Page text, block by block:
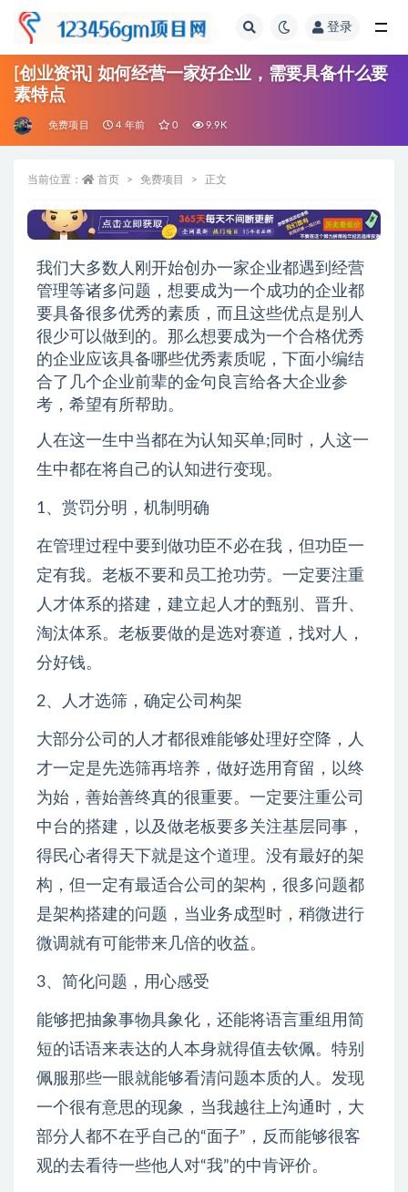
登录
[创业资讯] 如何经营一家好企业，需要具备什么要
素特点
免费项目 4 年前 0 9.9K
当前位置： 首页 免费项目 正文
我们大多数人刚开始创办一家企业都遇到经营
管理等诸多问题，想要成为一个成功的企业都
要具备很多优秀的素质，而且这些优点是别人
很少可以做到的。那么想要成为一个合格优秀
的企业应该具备哪些优秀素质呢，下面小编结
合了几个企业前辈的金句良言给各大企业参
考，希望有所帮助。
人在这一生中当都在为认知买单;同时，人这一
生中都在将自己的认知进行变现。
1、赏罚分明，机制明确
在管理过程中要到做功臣不必在我，但功臣一
定有我。老板不要和员工抢功劳。一定要注重
人才体系的搭建，建立起人才的甄别、晋升、
淘汰体系。老板要做的是选对赛道，找对人，
分好钱。
2、人才选筛，确定公司构架
大部分公司的人才都很难能够处理好空降，人
才一定是先选筛再培养，做好选用育留，以终
为始，善始善终真的很重要。一定要注重公司
中台的搭建，以及做老板要多关注基层同事，
得民心者得天下就是这个道理。没有最好的架
构，但一定有最适合公司的架构，很多问题都
是架构搭建的问题，当业务成型时，稍微进行
微调就有可能带来几倍的收益。
3、简化问题，用心感受
能够把抽象事物具象化，还能将语言重组用简
短的话语来表达的人本身就得值去钦佩。特别
佩服那些一眼就能够看清问题本质的人。发现
一个很有意思的现象，当我越往上沟通时，大
部分人都不在乎自己的“面子”，反而能够很客
观的去看待一些他人对“我”的中肯评价。